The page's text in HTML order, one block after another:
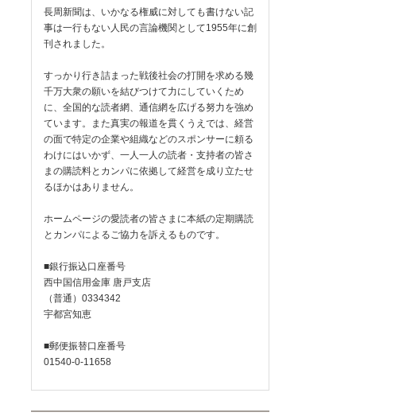
長周新聞は、いかなる権威に対しても書けない記
事は一行もない人民の言論機関として1955年に創
刊されました。
すっかり行き詰まった戦後社会の打開を求める幾
千万大衆の願いを結びつけて力にしていくため
に、全国的な読者網、通信網を広げる努力を強め
ています。また真実の報道を貫くうえでは、経営
の面で特定の企業や組織などのスポンサーに頼る
わけにはいかず、一人一人の読者・支持者の皆さ
まの購読料とカンパに依拠して経営を成り立たせ
るほかはありません。
ホームページの愛読者の皆さまに本紙の定期購読
とカンパによるご協力を訴えるものです。
■銀行振込口座番号
西中国信用金庫 唐戸支店
（普通）0334342
宇都宮知恵
■郵便振替口座番号
01540-0-11658